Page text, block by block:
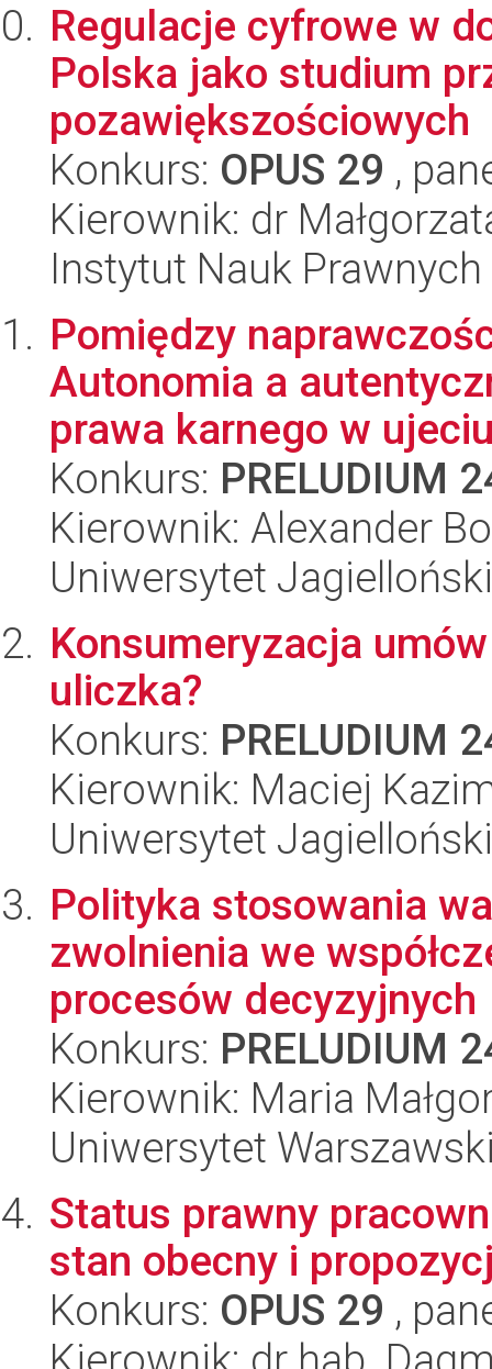
Regulacje cyfrowe w
Polska jako studium
pozawiększościowych
Konkurs: OPUS 29 ,
Kierownik: dr
Instytut Nauk Prawnych
Pomiędzy
Autonomia a
prawa karnego w
Konkurs: PRELUDIUM
Kierownik: Alexander
Uniwersytet Jagielloński
Konsumeryzacja
uliczka?
Konkurs: PRELUDIUM
Kierownik: Maciej
Uniwersytet Jagielloński
Polityka stosowania
zwolnienia we
procesów decyzyjnych
Konkurs: PRELUDIUM
Kierownik: Maria
Uniwersytet
Status prawny
stan obecny i
Konkurs: OPUS 29 ,